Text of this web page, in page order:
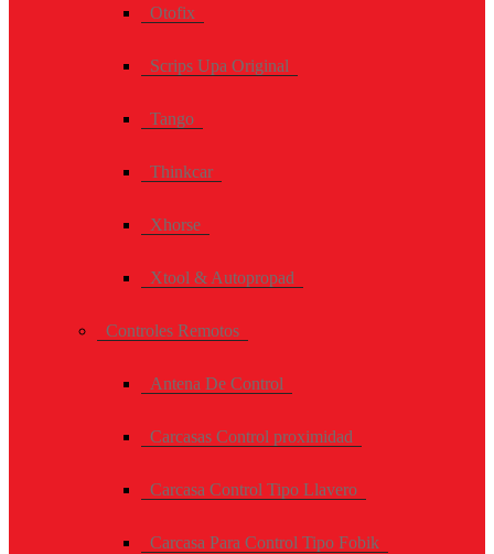
Otofix
Scrips Upa Original
Tango
Thinkcar
Xhorse
Xtool & Autopropad
Controles Remotos
Antena De Control
Carcasas Control proximidad
Carcasa Control Tipo Llavero
Carcasa Para Control Tipo Fobik